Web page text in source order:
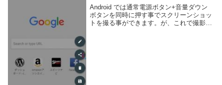
Android では通常電源ボタン+音量ダウン
ボタンを同時に押す事でスクリーンショッ
トを撮る事ができます。が、これで撮影さ